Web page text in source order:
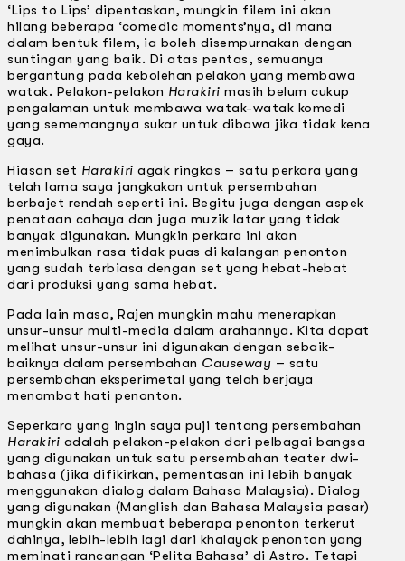
‘Lips to Lips’ dipentaskan, mungkin filem ini akan
hilang beberapa ‘comedic moments’nya, di mana
dalam bentuk filem, ia boleh disempurnakan dengan
suntingan yang baik. Di atas pentas, semuanya
bergantung pada kebolehan pelakon yang membawa
watak. Pelakon-pelakon Harakiri masih belum cukup
pengalaman untuk membawa watak-watak komedi
yang sememangnya sukar untuk dibawa jika tidak kena
gaya.
Hiasan set Harakiri agak ringkas – satu perkara yang
telah lama saya jangkakan untuk persembahan
berbajet rendah seperti ini. Begitu juga dengan aspek
penataan cahaya dan juga muzik latar yang tidak
banyak digunakan. Mungkin perkara ini akan
menimbulkan rasa tidak puas di kalangan penonton
yang sudah terbiasa dengan set yang hebat-hebat
dari produksi yang sama hebat.
Pada lain masa, Rajen mungkin mahu menerapkan
unsur-unsur multi-media dalam arahannya. Kita dapat
melihat unsur-unsur ini digunakan dengan sebaik-
baiknya dalam persembahan Causeway – satu
persembahan eksperimetal yang telah berjaya
menambat hati penonton.
Seperkara yang ingin saya puji tentang persembahan
Harakiri adalah pelakon-pelakon dari pelbagai bangsa
yang digunakan untuk satu persembahan teater dwi-
bahasa (jika difikirkan, pementasan ini lebih banyak
menggunakan dialog dalam Bahasa Malaysia). Dialog
yang digunakan (Manglish dan Bahasa Malaysia pasar)
mungkin akan membuat beberapa penonton terkerut
dahinya, lebih-lebih lagi dari khalayak penonton yang
meminati rancangan ‘Pelita Bahasa’ di Astro. Tetapi